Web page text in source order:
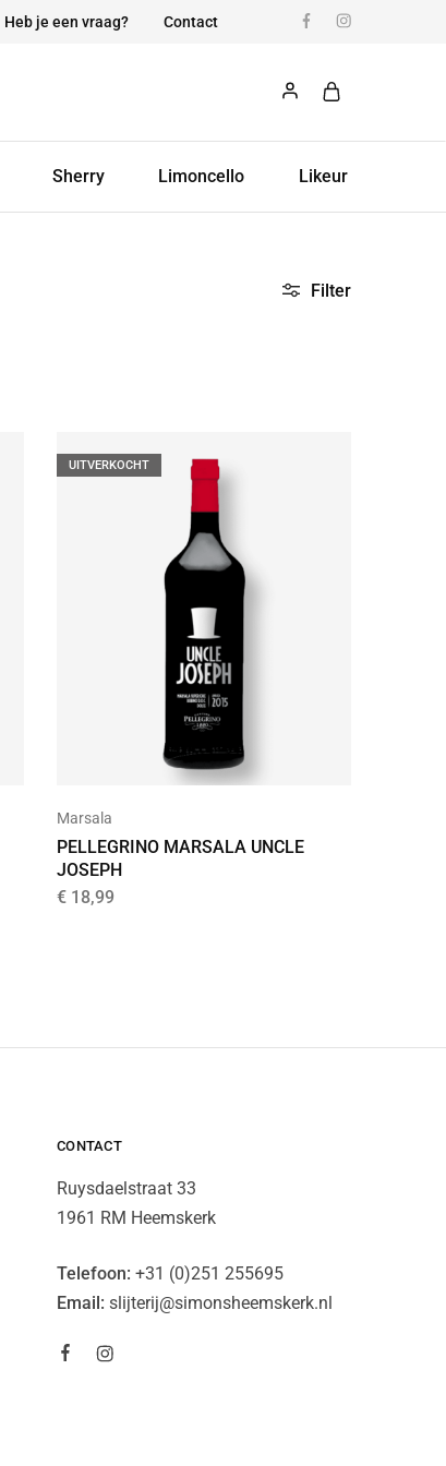
Heb je een vraag? Contact
Sherry Limoncello Likeur
Filter
UITVERKOCHT
Marsala
PELLEGRINO MARSALA UNCLE
JOSEPH
€ 18,99
CONTACT
Ruysdaelstraat 33
1961 RM Heemskerk
Telefoon: +31 (0)251 255695
Email: slijterij@simonsheemskerk.nl